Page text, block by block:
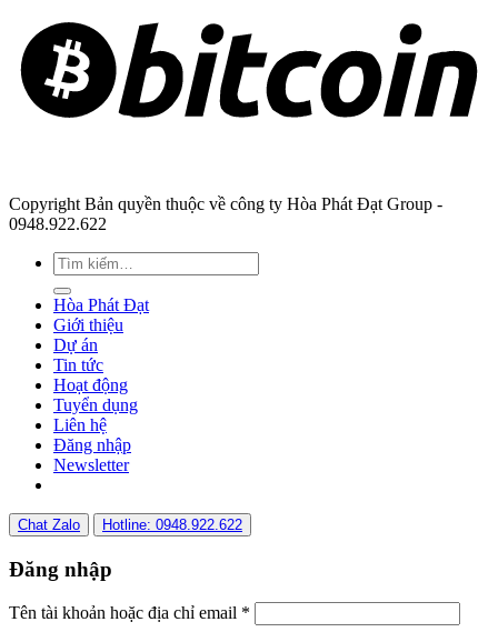
Copyright Bản quyền thuộc về công ty Hòa Phát Đạt Group -
0948.922.622
Hòa Phát Đạt
Giới thiệu
Dự án
Tin tức
Hoạt động
Tuyển dụng
Liên hệ
Đăng nhập
Newsletter
Chat Zalo Hotline: 0948.922.622
Đăng nhập
Tên tài khoản hoặc địa chỉ email *